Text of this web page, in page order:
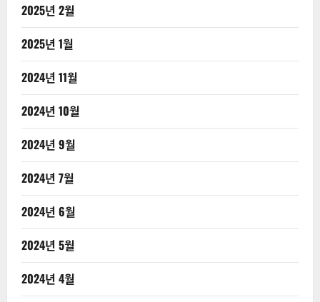
2025년 2월
2025년 1월
2024년 11월
2024년 10월
2024년 9월
2024년 7월
2024년 6월
2024년 5월
2024년 4월